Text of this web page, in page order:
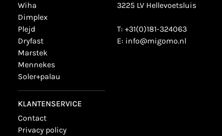
wiha
dimplex
plejd
dryfast
marstek
mennekes
soler+palau
KLANTENSERVICE
contact
privacy policy
3225 LV Hellevoetsluis
T: +31(0)181-324063
E: info@migomo.nl